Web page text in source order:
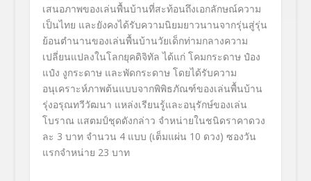
เสนอภาพของเล่นพื้นบ้านที่สะท้อนถึงเอกลักษณ์ความ
เป็นไทย และยังคงได้รับความนิยมยาวนานจากรุ่นสู่รุ่น
ย้อนตำนานของเล่นพื้นบ้านวัยเด็กท่ามกลางความ
เปลี่ยนแปลงในโลกยุคดิจิทัล ได้แก่ โคมกระดาษ ป๋อง
แป๋ง งูกระดาษ และพัดกระดาษ โดยได้รับความ
อนุเคราะห์ภาพต้นแบบจากพิพิธภัณฑ์ของเล่นพื้นบ้าน
รุ่งอรุณทวีวัฒนา แหล่งเรียนรู้และอนุรักษ์ของเล่น
โบราณ แสตมป์ชุดดังกล่าว จำหน่ายในชนิดราคาดวง
ละ 3 บาท จำนวน 4 แบบ (เต็มแผ่น 10 ดวง) ซองวัน
แรกจำหน่าย 23 บาท